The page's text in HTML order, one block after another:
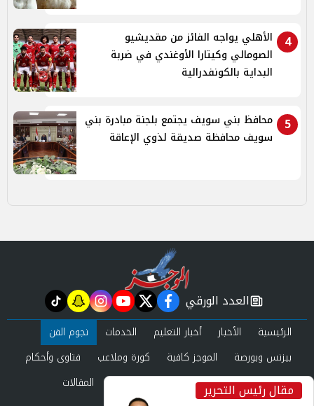
4
الأهلي يواجه الفائز من مقديشيو
الصومالي وكيتارا الأوغندي في ضربة
البداية بالكونفدرالية
5
محافظ بني سويف يجتمع بلجنة مبادرة بني
سويف محافظة صديقة لذوي الإعاقة
مقال رئيس التحرير
newspaper
العدد الورقي facebook
twitter
youtube
instagram
snapchat
tiktok
الرئيسية الأخبار أخبار التعليم الخدمات
نجوم الفن
بيزنس وبورصة
الموجز كافية كورة وملاعب
فتاوى وأحكام
صحة وجمال
عرب وعالم حوادث ومحاكم
المقالات